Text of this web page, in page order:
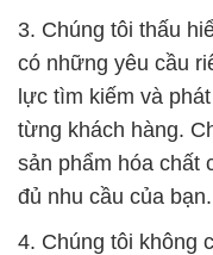
3. Chúng tôi thấu
có những yêu cầu
lực tìm kiếm và
từng khách hàng.
sản phẩm hóa chất
đủ nhu cầu của bạn.
4. Chúng tôi không